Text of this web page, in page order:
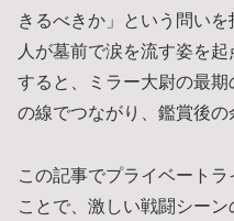
きるべきか」という問い
人が墓前で涙を流す姿を
すると、ミラー大尉の最
の線でつながり、鑑賞後の
この記事でプライベート
ことで、激しい戦闘シー